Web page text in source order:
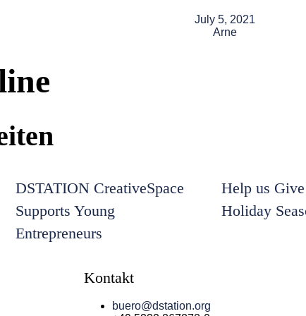
July 5, 2021
Arne
DSTATION CreativeSpace
Supports Young
Entrepreneurs
Help us
Holiday
Kontakt
buero@dstation.org